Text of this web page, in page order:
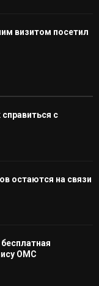
визитом посетил
с
остаются на связи
ОМС